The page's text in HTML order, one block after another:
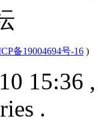
备19004694号-16 )
15:36
.